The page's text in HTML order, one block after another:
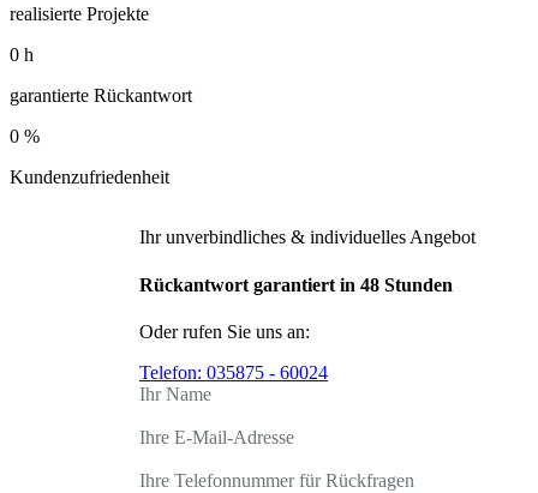
realisierte Projekte
0 h
garantierte Rückantwort
0 %
Kundenzufriedenheit
Ihr unverbindliches & individuelles Angebot
Rückantwort garantiert in 48 Stunden
Oder rufen Sie uns an:
Telefon: 035875 - 60024
Ihr Name
Ihre E-Mail-Adresse
Ihre Telefonnummer für Rückfragen